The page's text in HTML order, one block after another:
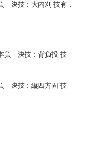
技：大内刈 技有，
決技：背負投 技
技：縦四方固 技